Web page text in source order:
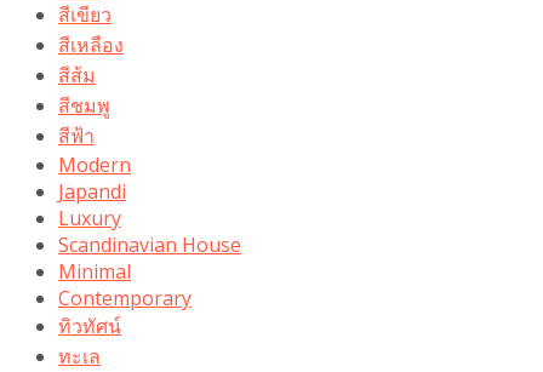
สีเขียว
สีเหลือง
สีส้ม
สีชมพู
สีฟ้า
Modern
Japandi
Luxury
Scandinavian House
Minimal
Contemporary
ทิวทัศน์
ทะเล